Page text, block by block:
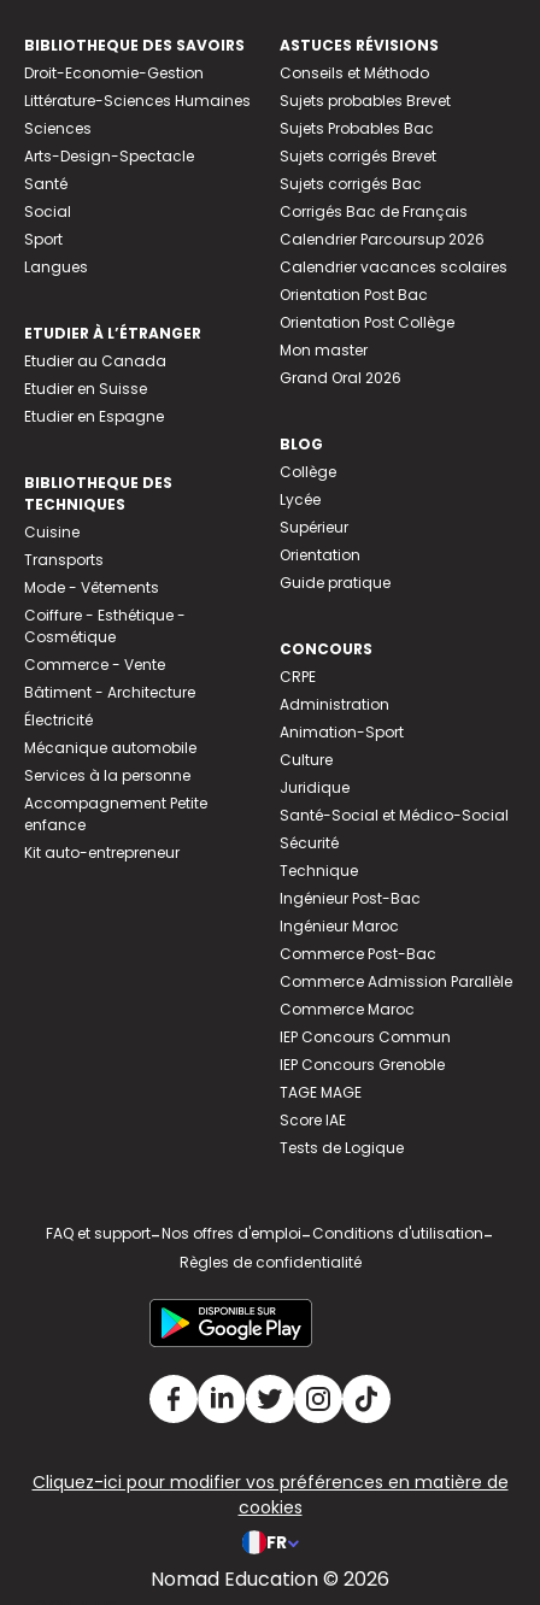
BIBLIOTHEQUE DES SAVOIRS
Droit-Economie-Gestion
Littérature-Sciences Humaines
Sciences
Arts-Design-Spectacle
Santé
Social
Sport
Langues
ETUDIER À L’ÉTRANGER
Etudier au Canada
Etudier en Suisse
Etudier en Espagne
BIBLIOTHEQUE DES
TECHNIQUES
Cuisine
Transports
Mode - Vêtements
Coiffure - Esthétique -
Cosmétique
Commerce - Vente
Bâtiment - Architecture
Électricité
Mécanique automobile
Services à la personne
Accompagnement Petite
enfance
Kit auto-entrepreneur
ASTUCES RÉVISIONS
Conseils et Méthodo
Sujets probables Brevet
Sujets Probables Bac
Sujets corrigés Brevet
Sujets corrigés Bac
Corrigés Bac de Français
Calendrier Parcoursup 2026
Calendrier vacances scolaires
Orientation Post Bac
Orientation Post Collège
Mon master
Grand Oral 2026
BLOG
Collège
Lycée
Supérieur
Orientation
Guide pratique
CONCOURS
CRPE
Administration
Animation-Sport
Culture
Juridique
Santé-Social et Médico-Social
Sécurité
Technique
Ingénieur Post-Bac
Ingénieur Maroc
Commerce Post-Bac
Commerce Admission Parallèle
Commerce Maroc
IEP Concours Commun
IEP Concours Grenoble
TAGE MAGE
Score IAE
Tests de Logique
FAQ et support-Nos offres d'emploi-Conditions d'utilisation-
Règles de confidentialité
Cliquez-ici pour modifier vos préférences en matière de
cookies
FR
Nomad Education © 2026